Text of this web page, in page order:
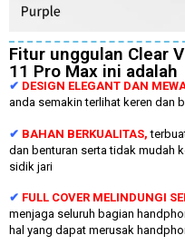
Fitur unggulan Clear
11 Pro Max ini adalah
✔ DESIGN ELEGANT DAN
anda semakin terlihat keren dan
✔ BAHAN BERKUALITAS,
dan benturan serta tidak mudah
sidik jari
✔ FULL COVER MELINDUNGI
menjaga seluruh bagian
hal yang dapat merusak